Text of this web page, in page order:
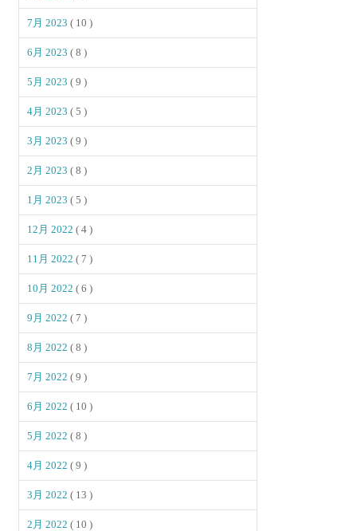
7月 2023( 10 )
6月 2023( 8 )
5月 2023( 9 )
4月 2023( 5 )
3月 2023( 9 )
2月 2023( 8 )
1月 2023( 5 )
12月 2022( 4 )
11月 2022( 7 )
10月 2022( 6 )
9月 2022( 7 )
8月 2022( 8 )
7月 2022( 9 )
6月 2022( 10 )
5月 2022( 8 )
4月 2022( 9 )
3月 2022( 13 )
2月 2022( 10 )